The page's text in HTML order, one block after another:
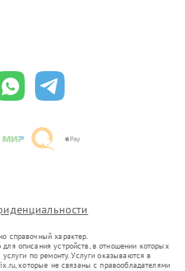
справочный характер.
описания устройств, в отношении которых
по ремонту. Услуги оказываются в
которые не связаны с правообладателями